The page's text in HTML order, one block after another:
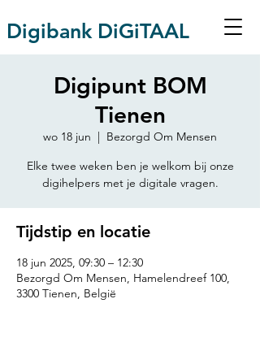
Digibank DiGiTAAL
Digipunt BOM
Tienen
wo 18 jun
  |
Bezorgd Om Mensen
Elke twee weken ben je welkom bij onze
Tijdstip en locatie
18 jun 2025, 09:30 – 12:30
Bezorgd Om Mensen, Hamelendreef 100,
3300 Tienen, België